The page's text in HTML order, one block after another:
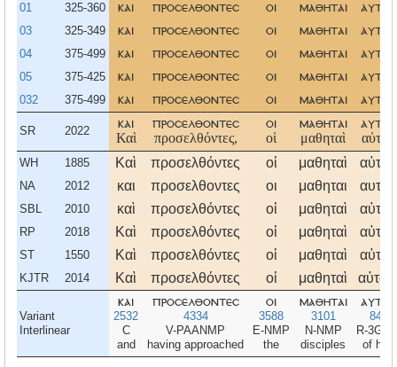
01 325-360 και προσελθοντεσ οι μαθηται αυτου
03 325-349 και προσελθοντεσ οι μαθηται αυτου
04 375-499 και προσελθοντεσ οι μαθηται αυτου
05 375-425 και προσελθοντεσ οι μαθηται αυτου
032 375-499 και προσελθοντεσ οι μαθηται αυτου
SR 2022
και
Καὶ
προσελθοντεσ
προσελθόντες,
οι
οἱ
μαθηται
μαθηταὶ
αυτου
αὐτοῦ
WH 1885 Καὶ προσελθόντες οἱ μαθηταὶ αὐτοῦ
NA 2012 και προσελθοντες οι μαθηται αυτου
SBL 2010 καὶ προσελθόντες οἱ μαθηταὶ αὐτοῦ
RP 2018 Καὶ προσελθόντες οἱ μαθηταὶ αὐτοῦ
ST 1550 Καὶ προσελθόντες οἱ μαθηταὶ αὐτοῦ
KJTR 2014 Καὶ προσελθόντες οἱ μαθηταὶ
Variant
Interlinear
και
2532
C
and
προσελθοντεσ
4334
V-PAANMP
having approached
οι
3588
E-NMP
the
μαθηται
3101
N-NMP
disciples
αυτου
846
R-
of him